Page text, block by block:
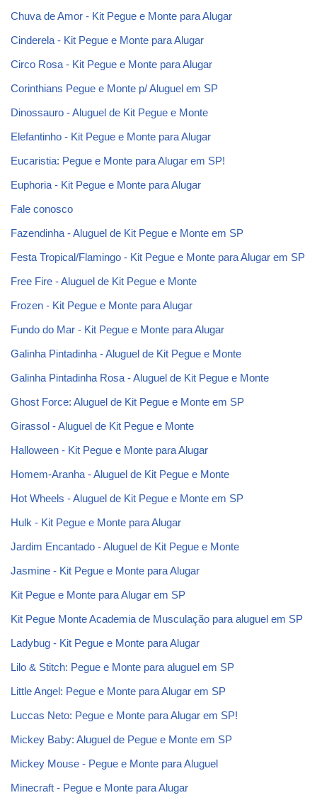
Chuva de Amor - Kit Pegue e Monte para Alugar
Cinderela - Kit Pegue e Monte para Alugar
Circo Rosa - Kit Pegue e Monte para Alugar
Corinthians Pegue e Monte p/ Aluguel em SP
Dinossauro - Aluguel de Kit Pegue e Monte
Elefantinho - Kit Pegue e Monte para Alugar
Eucaristia: Pegue e Monte para Alugar em SP!
Euphoria - Kit Pegue e Monte para Alugar
Fale conosco
Fazendinha - Aluguel de Kit Pegue e Monte em SP
Festa Tropical/Flamingo - Kit Pegue e Monte para Alugar em SP
Free Fire - Aluguel de Kit Pegue e Monte
Frozen - Kit Pegue e Monte para Alugar
Fundo do Mar - Kit Pegue e Monte para Alugar
Galinha Pintadinha - Aluguel de Kit Pegue e Monte
Galinha Pintadinha Rosa - Aluguel de Kit Pegue e Monte
Ghost Force: Aluguel de Kit Pegue e Monte em SP
Girassol - Aluguel de Kit Pegue e Monte
Halloween - Kit Pegue e Monte para Alugar
Homem-Aranha - Aluguel de Kit Pegue e Monte
Hot Wheels - Aluguel de Kit Pegue e Monte em SP
Hulk - Kit Pegue e Monte para Alugar
Jardim Encantado - Aluguel de Kit Pegue e Monte
Jasmine - Kit Pegue e Monte para Alugar
Kit Pegue e Monte para Alugar em SP
Kit Pegue Monte Academia de Musculação para aluguel em SP
Ladybug - Kit Pegue e Monte para Alugar
Lilo & Stitch: Pegue e Monte para aluguel em SP
Little Angel: Pegue e Monte para Alugar em SP
Luccas Neto: Pegue e Monte para Alugar em SP!
Mickey Baby: Aluguel de Pegue e Monte em SP
Mickey Mouse - Pegue e Monte para Aluguel
Minecraft - Pegue e Monte para Alugar